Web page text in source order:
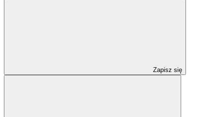
Zapisz się